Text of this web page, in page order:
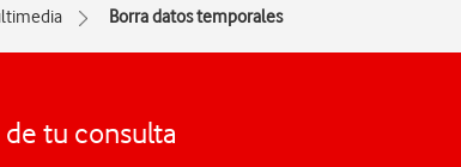
Borra datos temporales
tu consulta